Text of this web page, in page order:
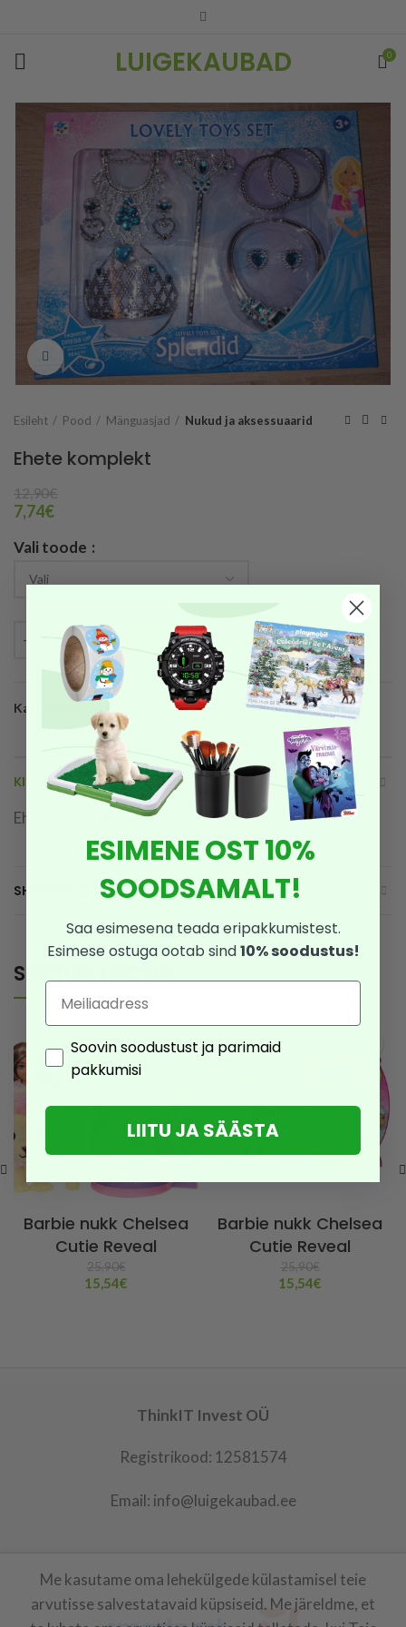
LUIGEKAUBAD 0
Vaata suuremalt
Esileht Pood Mänguasjad Nukud ja aksessuaarid
Ehete komplekt
12,90€
7,74€
Vali toode
LISA KORVI
Kategooria: Nukud ja aksessuaarid
KIRJELDUS
Ehete komplekt
SHIPPING & DELIVERY
SEOTUD TOOTED
Barbie nukk Chelsea
Cutie Reveal
25,90€
15,54€
Barbie nukk Chelsea
Cutie Reveal
25,90€
15,54€
ThinkIT Invest OÜ
Registrikood: 12581574
Email: info@luigekaubad.ee
LUIGEKAUBAD 2021
Me kasutame oma lehekülgede külastamisel teie
arvutisse salvestatavaid küpsiseid. Me järeldme, et
ESIMENE OST 10%
SOODSAMALT!
Saa esimesena teada eripakkumistest.
Esimese ostuga ootab sind10% soodustus!
Email
Consent
Soovin soodustust ja parimaid
pakkumisi
LIITU JA SÄÄSTA